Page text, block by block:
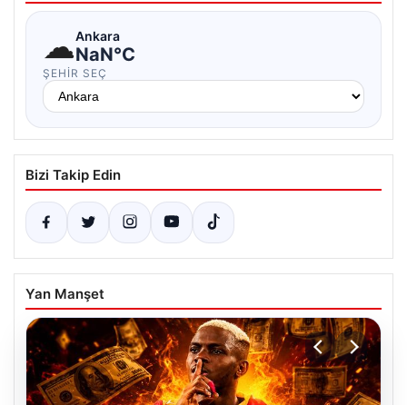
☁Ankara
NaN°C
ŞEHIR SEÇ
Bizi Takip Edin
Yan Manşet